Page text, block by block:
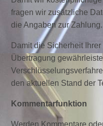
fragen wir zusätzliche
die Angaben zur Zahlung.
Damit die Sicherheit
Übertragung
den aktuellen Stand der
Kommentarfunktion
Werden Kommentare